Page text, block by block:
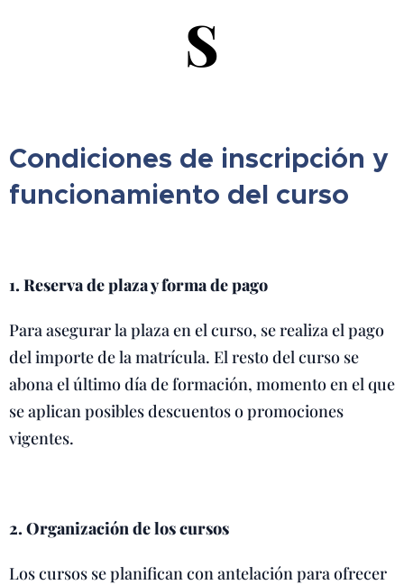
S
Condiciones de inscripción y
funcionamiento del curso
1. Reserva de plaza y forma de pago
Para asegurar la plaza en el curso, se realiza el pago
del importe de la matrícula. El resto del curso se
abona el último día de formación, momento en el que
se aplican posibles descuentos o promociones
vigentes.
2. Organización de los cursos
Los cursos se planifican con antelación para ofrecer